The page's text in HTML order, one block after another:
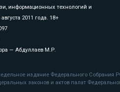
информационных технологий и
2011 года. 18+
— Абдуллаев М.Р.
издание Федерального
законов и актов палат